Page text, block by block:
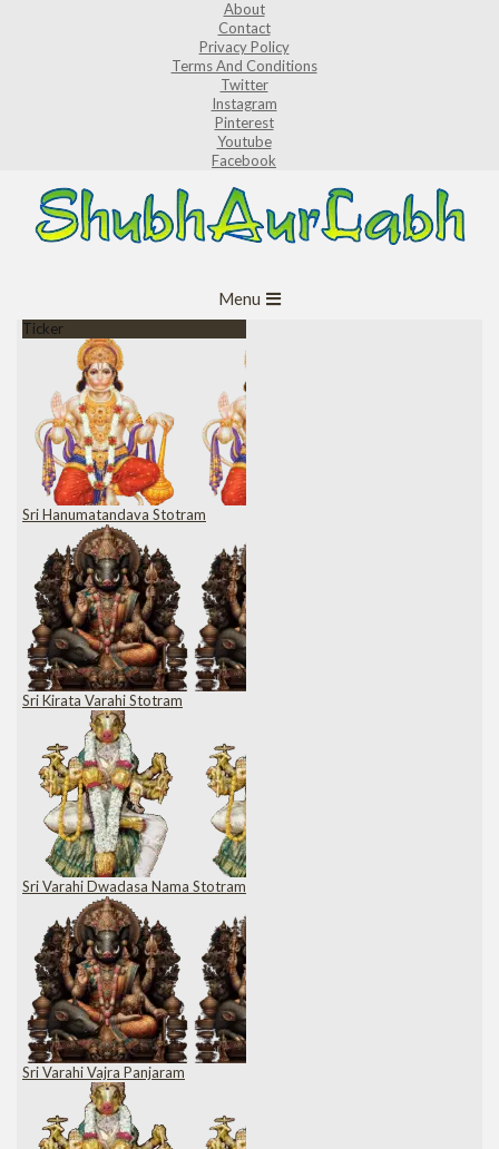
About
Contact
Privacy Policy
Terms And Conditions
Twitter
Instagram
Pinterest
Youtube
Facebook
Navigation
Menu
Ticker
Sri Hanumatandava Stotram
Sri Kirata Varahi Stotram
Sri Varahi Dwadasa Nama Stotram
Sri Varahi Vajra Panjaram